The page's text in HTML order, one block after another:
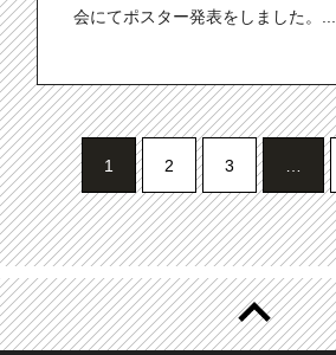
会にてポスター発表をしました。...
1 2 3 …